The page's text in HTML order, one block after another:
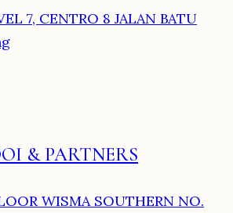
7, CENTRO 8 JALAN BATU
& PARTNERS
WISMA SOUTHERN NO.